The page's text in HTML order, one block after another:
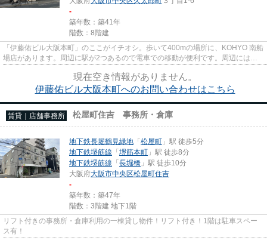
-
築年数：築41年
階数：8階建
「伊藤佑ビル大阪本町」のここがイチオシ。歩いて400mの場所に、KOHYO 南船
場店があります。周辺に駅が2つあるので電車での移動が便利です。周辺には、
徒歩3分で利用できる駅がありま...
現在空き情報がありません。
伊藤佑ビル大阪本町へのお問い合わせはこちら
賃貸｜店舗事務所 松屋町住吉 事務所・倉庫
地下鉄長堀鶴見緑地 「松屋町 」駅 徒歩5分
地下鉄堺筋線 「堺筋本町 」駅 徒歩8分
地下鉄堺筋線 「長堀橋 」駅 徒歩10分
大阪府大阪市中央区松屋町住吉
-
築年数：築47年
階数：3階建 地下1階
リフト付きの事務所・倉庫利用の一棟貸し物件！リフト付き！1階は駐車スペー
ス有！